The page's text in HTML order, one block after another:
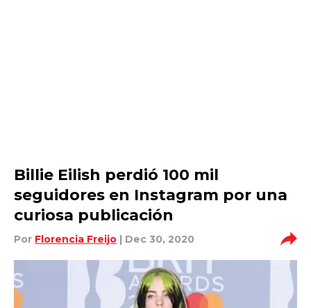
Billie Eilish perdió 100 mil
seguidores en Instagram por una
curiosa publicación
Por Florencia Freijo | Dec 30, 2020